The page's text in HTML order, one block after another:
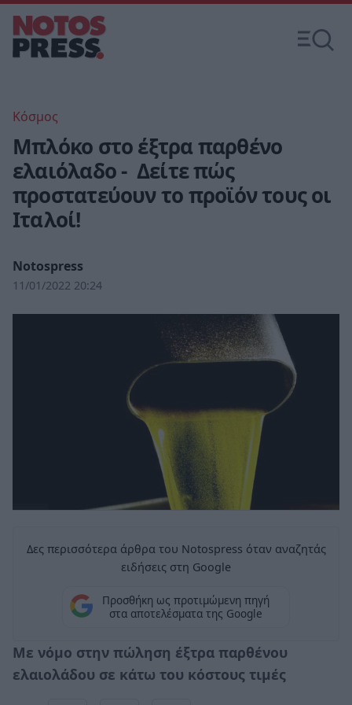
Κόσμος
Μπλόκο στο έξτρα παρθένο
ελαιόλαδο - Δείτε πώς
προστατεύουν το προϊόν τους οι
Ιταλοί!
Notospress
11/01/2022 20:24
Δες περισσότερα άρθρα του Notospress όταν αναζητάς
ειδήσεις στη Google
Προσθήκη ως προτιμώμενη πηγή
στα αποτελέσματα της Google
Με νόμο στην πώληση έξτρα παρθένου
ελαιολάδου σε κάτω του κόστους τιμές